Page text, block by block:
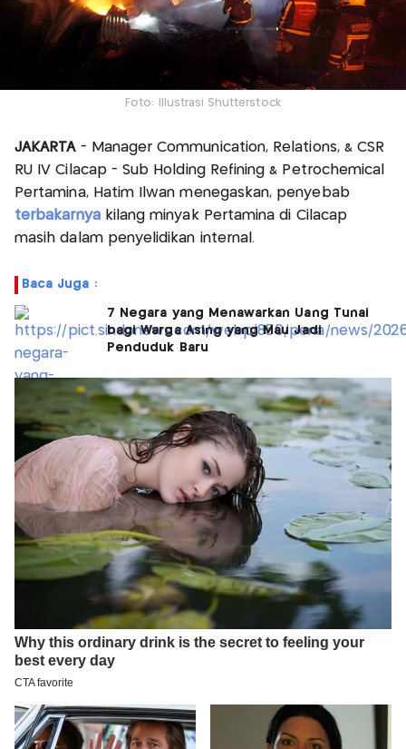
Foto: Illustrasi Shutterstock
JAKARTA- Manager Communication, Relations, & CSR
RU IV Cilacap - Sub Holding Refining & Petrochemical
Pertamina, Hatim Ilwan menegaskan, penyebab
terbakarnyakilang minyak Pertamina di Cilacap
masih dalam penyelidikan internal.
Baca Juga :
7 Negara yang Menawarkan Uang Tunai
bagi Warga Asing yang Mau Jadi
Penduduk Baru